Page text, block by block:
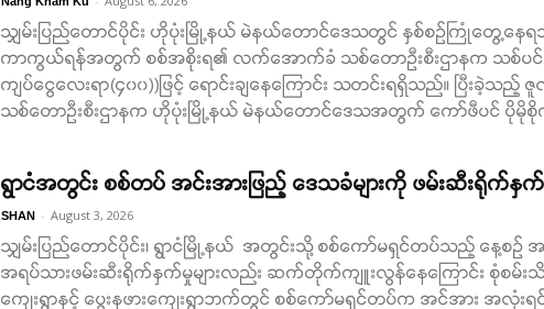
သျှမ်းပြည်တောင်ပိုင်း ဟိုပုံးမြို့နယ် မဲနယ်တောင်ဒေသတွင် နှစ်စဉ်ကြုံတွေ့နေရ
ကာကွယ်ရန်အတွက် စစ်အစိုးရ၏ လက်အောက်ခံ သစ်တောဉီးစီးဌာနက သစ်ပင်
ကျပ်ငွေလေးရာ(၄၀၀))ဖြင့် ရောင်းချနေကြောင်း သတင်းရရှိသည်။ ပြီးခဲ့သ
သစ်တောဦးစီးဌာနက ဟိုပုံးမြို့နယ် မဲနယ်တောင်ဒေသအတွက် ကော်ဖီပင် ပိုမိုစိုက်
ရွာငံအတွင်း စစ်တပ် အင်းအားဖြည့် ဒေသခံများကို ဖမ်းဆီးရိုက်နှ
SHAN - August 3, 2026
သျှမ်းပြည်တောင်ပိုင်း၊ ရွာငံမြို့နယ် အတွင်းသို့ စစ်ကော်မရှင်တပ်သည့် နေ့စဉ် အင်
အရပ်သားဖမ်းဆီးရိုက်နှက်မှုများလည်း ဆက်တိုက်ကျူးလွန်နေကြောင်း စုံစမ်းသိ
ကျေးရွာနှင့် ပွေးနဖားကျေးရွာဘက်တွင် စစ်ကော်မရှင်တပ်က အင်အား အလုံးရင်